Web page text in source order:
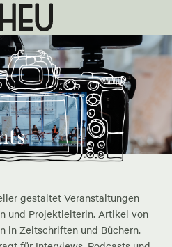
gestaltet Veranstaltungen
und Projektleiterin. Artikel von
in Zeitschriften und Büchern.